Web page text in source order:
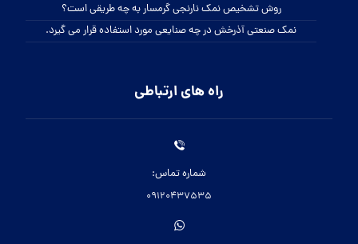
روش تشخیص نمک نارنجی گرمسار به چه طریقی است؟
نمک صنعتی آذرخش در چه صنایعی مورد استفاده قرار می گیرد.
راه های ارتباطی
شماره تماس:
09120437535